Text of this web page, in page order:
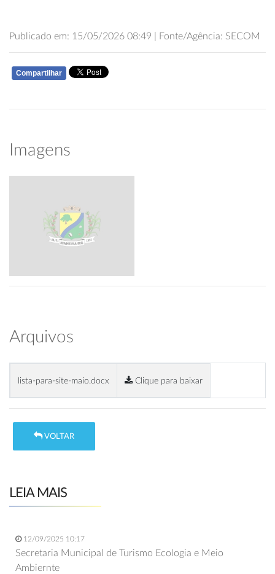
Publicado em: 15/05/2026 08:49 | Fonte/Agência: SECOM
Compartilhar
Imagens
Arquivos
lista-para-site-maio.docx Clique para baixar
VOLTAR
LEIA MAIS
12/09/2025 10:17
Secretaria Municipal de Turismo Ecologia e Meio
Ambiernte